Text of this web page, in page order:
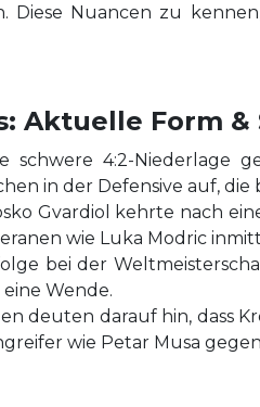
Diese Nuancen zu
Aktuelle Form
schwere 4:2-Niederlage
in der Defensive auf,
Gvardiol kehrte nach
wie Luka Modric
bei der
Wende.
deuten darauf hin, dass
wie Petar Musa